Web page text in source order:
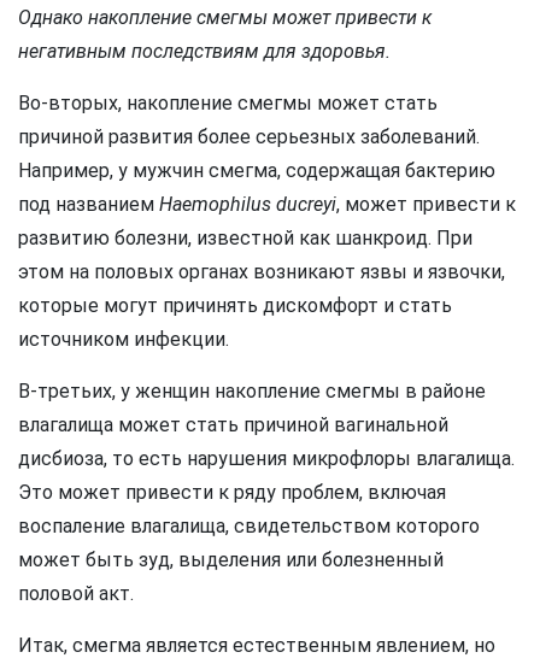
Однако накопление смегмы может привести к
негативным последствиям для здоровья.
Во-вторых, накопление смегмы может стать
причиной развития более серьезных заболеваний.
Например, у мужчин смегма, содержащая бактерию
под названием Haemophilus ducreyi, может привести к
развитию болезни, известной как шанкроид. При
этом на половых органах возникают язвы и язвочки,
которые могут причинять дискомфорт и стать
источником инфекции.
В-третьих, у женщин накопление смегмы в районе
влагалища может стать причиной вагинальной
дисбиоза, то есть нарушения микрофлоры влагалища.
Это может привести к ряду проблем, включая
воспаление влагалища, свидетельством которого
может быть зуд, выделения или болезненный
половой акт.
Итак, смегма является естественным явлением, но